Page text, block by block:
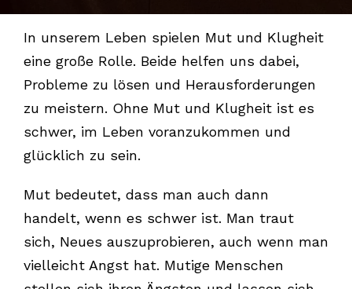
In unserem Leben spielen Mut und Klugheit
eine große Rolle. Beide helfen uns dabei,
Probleme zu lösen und Herausforderungen
zu meistern. Ohne Mut und Klugheit ist es
schwer, im Leben voranzukommen und
glücklich zu sein.
Mut bedeutet, dass man auch dann
handelt, wenn es schwer ist. Man traut
sich, Neues auszuprobieren, auch wenn man
vielleicht Angst hat. Mutige Menschen